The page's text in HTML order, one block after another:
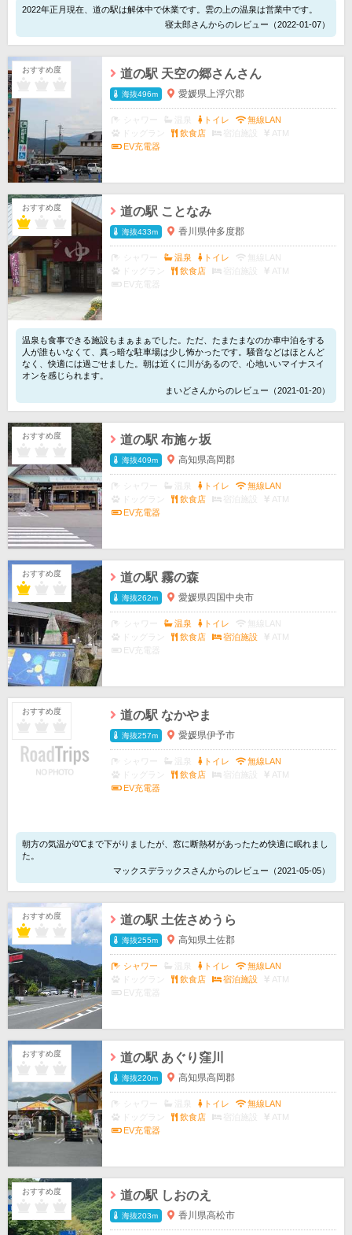
2022年正月現在、道の駅は解体中で休業です。雲の上の温泉は営業中です。
寝太郎さんからのレビュー（2022-01-07）
おすすめ度 道の駅 天空の郷さんさん
海抜496m 愛媛県上浮穴郡
トイレ
無線LAN
ドッグラン
飲食店 宿泊施設
ATM
EV充電器
おすすめ度 道の駅 ことなみ
海抜433m 香川県仲多度郡
温泉 トイレ
無線LAN
ドッグラン
飲食店 宿泊施設
ATM
EV充電器
温泉も食事できる施設もまぁまぁでした。ただ、たまたまなのか車中泊をする
人が誰もいなくて、真っ暗な駐車場は少し怖かったです。騒音などはほとんど
なく、快適には過ごせました。朝は近くに川があるので、心地いいマイナスイ
オンを感じられます。
まいどさんからのレビュー（2021-01-20）
おすすめ度 道の駅 布施ヶ坂
海抜409m 高知県高岡郡
トイレ
無線LAN
ドッグラン
飲食店 宿泊施設
ATM
EV充電器
おすすめ度 道の駅 霧の森
海抜262m 愛媛県四国中央市
温泉 トイレ
無線LAN
ドッグラン
飲食店 宿泊施設
ATM
EV充電器
おすすめ度 道の駅 なかやま
海抜257m 愛媛県伊予市
トイレ
無線LAN
ドッグラン
飲食店 宿泊施設
ATM
EV充電器
朝方の気温が0℃まで下がりましたが、窓に断熱材があったため快適に眠れまし
た。
マックスデラックスさんからのレビュー（2021-05-05）
おすすめ度 道の駅 土佐さめうら
海抜255m 高知県土佐郡
シャワー トイレ
無線LAN
ドッグラン
飲食店 宿泊施設
ATM
EV充電器
おすすめ度 道の駅 あぐり窪川
海抜220m 高知県高岡郡
トイレ
無線LAN
ドッグラン
飲食店 宿泊施設
ATM
EV充電器
おすすめ度 道の駅 しおのえ
海抜203m 香川県高松市